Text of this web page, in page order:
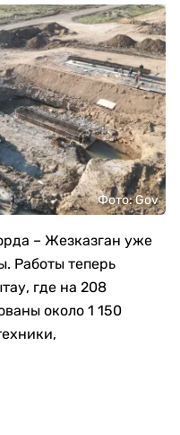
Фото: Gov
– Жезказган уже
Работы теперь
где на 208
около 1 150